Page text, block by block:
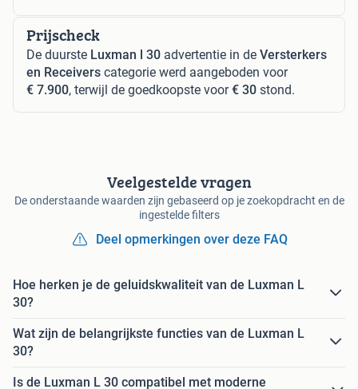
Prijscheck
De duurste Luxman l 30 advertentie in de Versterkers
en Receivers categorie werd aangeboden voor
€ 7.900, terwijl de goedkoopste voor€ 30 stond.
Veelgestelde vragen
De onderstaande waarden zijn gebaseerd op je zoekopdracht en de
ingestelde filters
Deel opmerkingen over deze FAQ
Hoe herken je de geluidskwaliteit van de Luxman L
30?
Wat zijn de belangrijkste functies van de Luxman L
30?
Is de Luxman L 30 compatibel met moderne